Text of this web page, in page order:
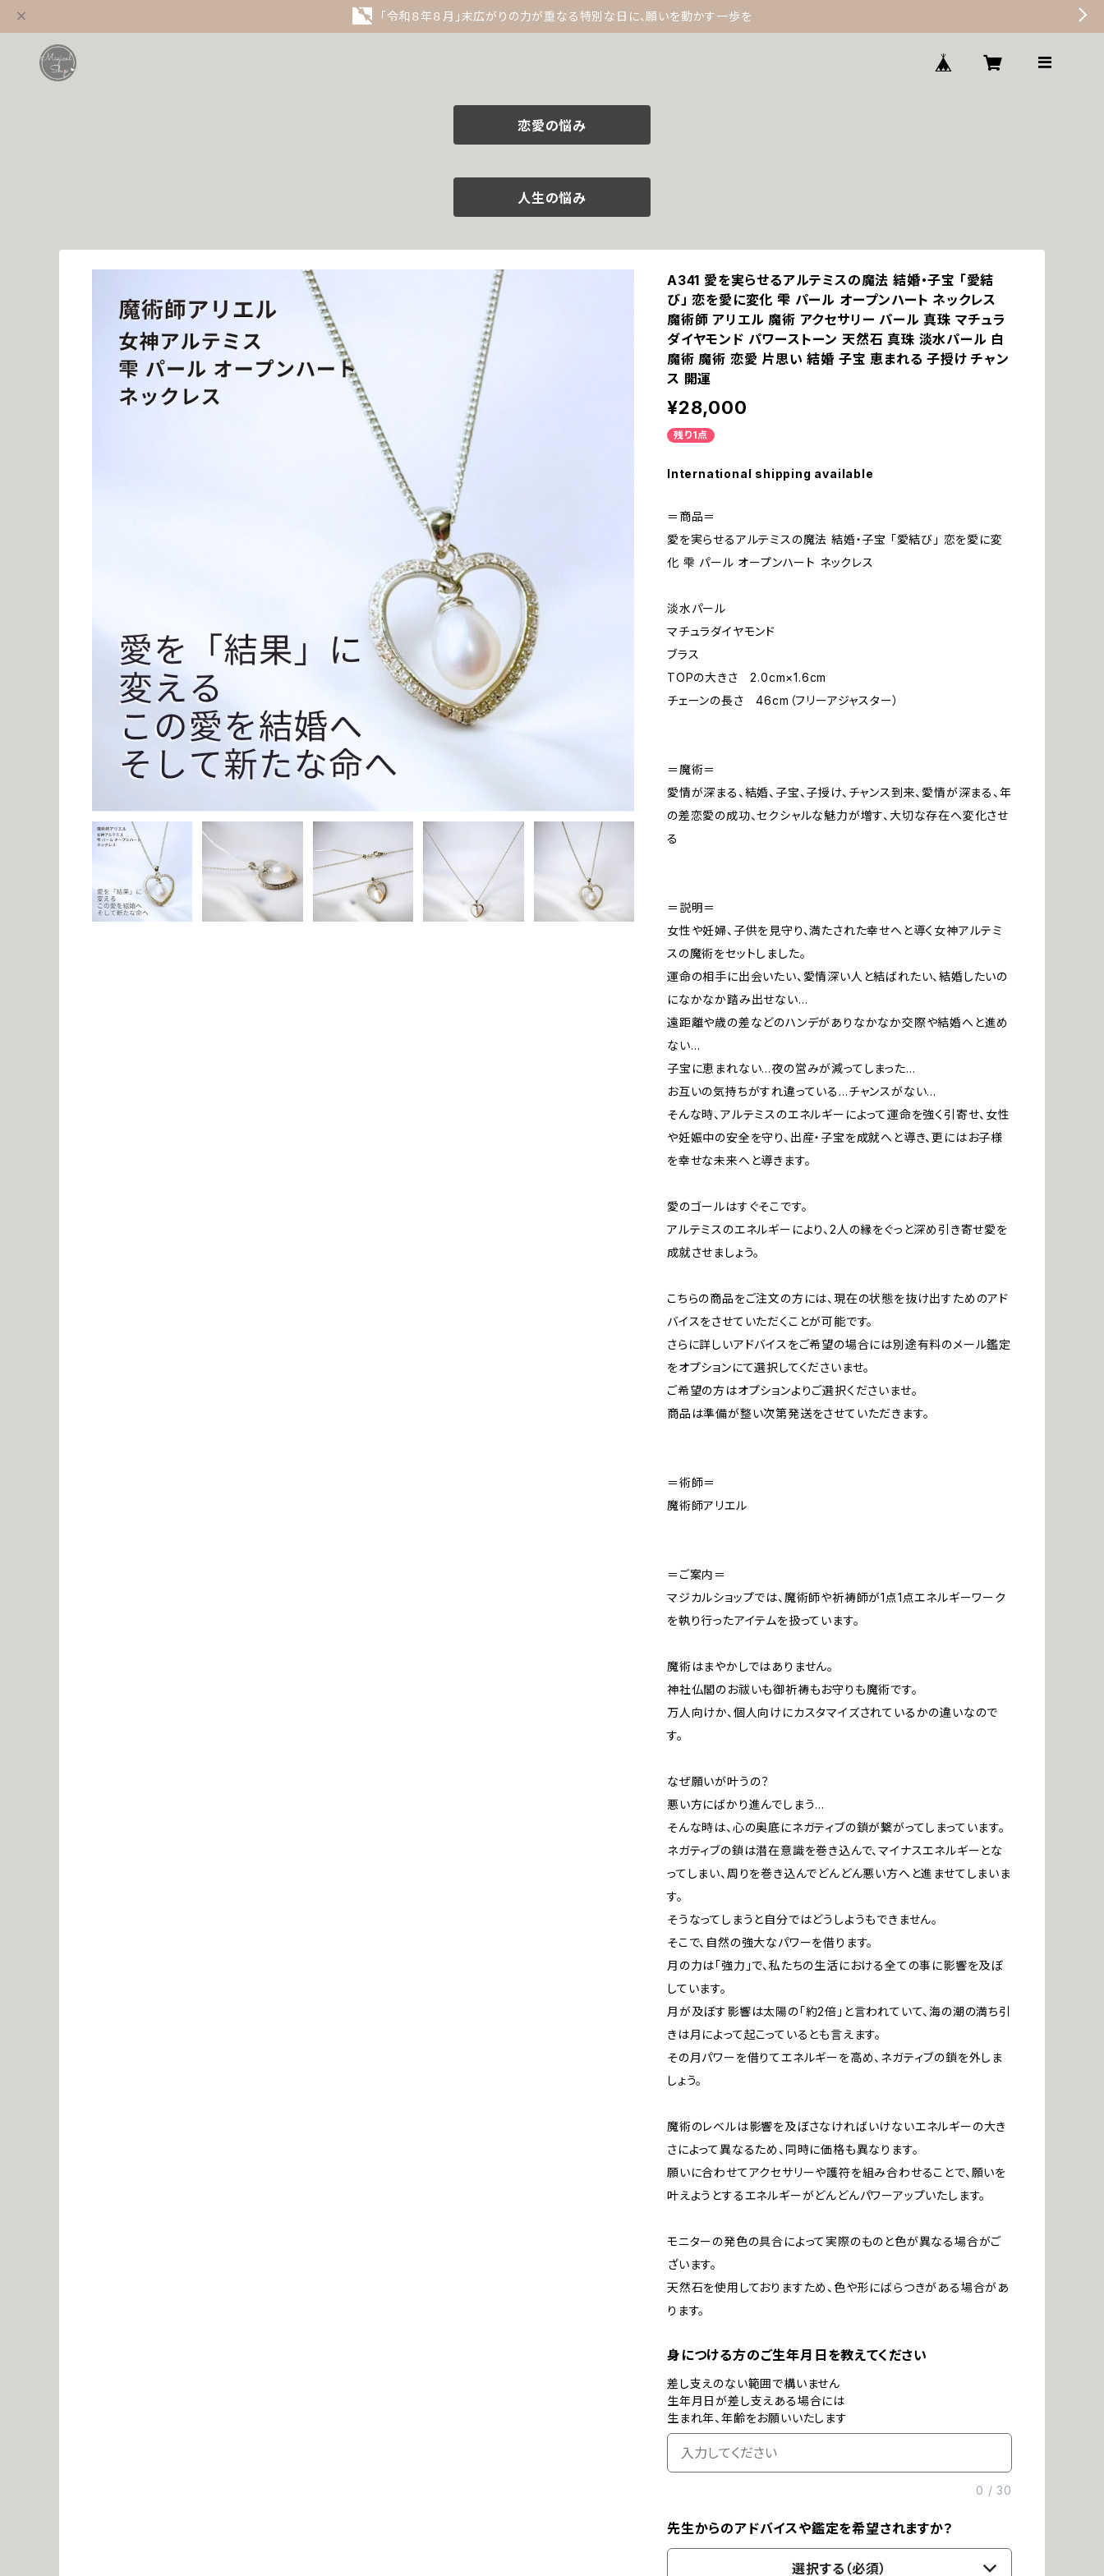
「令和８年８月」末広がりの力が重なる特別な日に、願いを動かす一歩を
恋愛の悩み
人生の悩み
A341 愛を実らせるアルテミスの魔法 結婚・子宝 「愛結
び」 恋を愛に変化 雫 パール オープンハート ネックレス
魔術師 アリエル 魔術 アクセサリー パール 真珠 マチュラ
ダイヤモンド パワーストーン 天然石 真珠 淡水パール 白
魔術 魔術 恋愛 片思い 結婚 子宝 恵まれる 子授け チャン
ス 開運
¥28,000
残り1点
International shipping available
＝商品＝
愛を実らせるアルテミスの魔法 結婚・子宝 「愛結び」 恋を愛に変
化 雫 パール オープンハート ネックレス
淡水パール
マチュラダイヤモンド
ブラス
TOPの大きさ 2.0cm×1.6cm
チェーンの長さ 46cm（フリーアジャスター）
＝魔術＝
愛情が深まる、結婚、子宝、子授け、チャンス到来、愛情が深まる、年
の差恋愛の成功、セクシャルな魅力が増す、大切な存在へ変化させ
る
＝説明＝
女性や妊婦、子供を見守り、満たされた幸せへと導く女神アルテミ
スの魔術をセットしました。
運命の相手に出会いたい、愛情深い人と結ばれたい、結婚したいの
になかなか踏み出せない…
遠距離や歳の差などのハンデがありなかなか交際や結婚へと進め
ない…
子宝に恵まれない…夜の営みが減ってしまった…
お互いの気持ちがすれ違っている…チャンスがない…
そんな時、アルテミスのエネルギーによって運命を強く引寄せ、女性
や妊娠中の安全を守り、出産・子宝を成就へと導き、更にはお子様
を幸せな未来へと導きます。
愛のゴールはすぐそこです。
アルテミスのエネルギーにより、2人の縁をぐっと深め引き寄せ愛を
成就させましょう。
こちらの商品をご注文の方には、現在の状態を抜け出すためのアド
バイスをさせていただくことが可能です。
さらに詳しいアドバイスをご希望の場合には別途有料のメール鑑定
をオプションにて選択してくださいませ。
ご希望の方はオプションよりご選択くださいませ。
商品は準備が整い次第発送をさせていただきます。
＝術師＝
魔術師アリエル
＝ご案内＝
マジカルショップでは、魔術師や祈祷師が1点1点エネルギーワーク
を執り行ったアイテムを扱っています。
魔術はまやかしではありません。
神社仏閣のお祓いも御祈祷もお守りも魔術です。
万人向けか、個人向けにカスタマイズされているかの違いなので
す。
なぜ願いが叶うの？
悪い方にばかり進んでしまう…
そんな時は、心の奥底にネガティブの鎖が繋がってしまっています。
ネガティブの鎖は潜在意識を巻き込んで、マイナスエネルギーとな
ってしまい、周りを巻き込んでどんどん悪い方へと進ませてしまいま
す。
そうなってしまうと自分ではどうしようもできません。
そこで、自然の強大なパワーを借ります。
月の力は「強力」で、私たちの生活における全ての事に影響を及ぼ
しています。
月が及ぼす影響は太陽の「約2倍」と言われていて、海の潮の満ち引
きは月によって起こっているとも言えます。
その月パワーを借りてエネルギーを高め、ネガティブの鎖を外しま
しょう。
魔術のレベルは影響を及ぼさなければいけないエネルギーの大き
さによって異なるため、同時に価格も異なります。
願いに合わせてアクセサリーや護符を組み合わせることで、願いを
叶えようとするエネルギーがどんどんパワーアップいたします。
モニターの発色の具合によって実際のものと色が異なる場合がご
ざいます。
天然石を使用しておりますため、色や形にばらつきがある場合があ
ります。
身につける方のご生年月日を教えてください
差し支えのない範囲で構いません
生年月日が差し支えある場合には
生まれ年、年齢をお願いいたします
0 /30
先生からのアドバイスや鑑定を希望されますか？
選択する（必須）